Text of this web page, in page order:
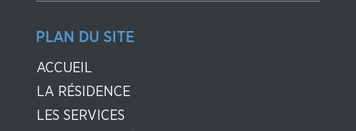
PLAN DU SITE
ACCUEIL
LA RÉSIDENCE
LES SERVICES